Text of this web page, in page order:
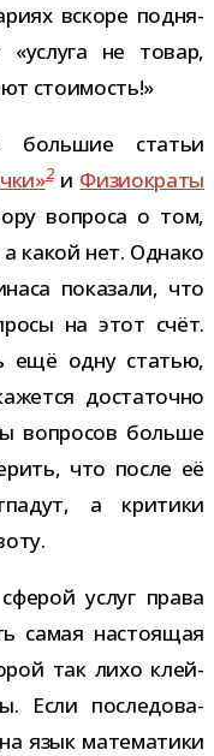
вскоре под­ня­
не товар,
стоимость!»
ста­тьи
2и Физиократы
вопроса о том,
какой нет. Однако
пока­зали, что
на этот счёт.
ещё одну ста­тью,
доста­точно
вопро­сов больше
что после её
а кри­тики
услуг права
самая насто­я­щая
так лихо клей­
Если после­до­ва­
язык мате­ма­тики